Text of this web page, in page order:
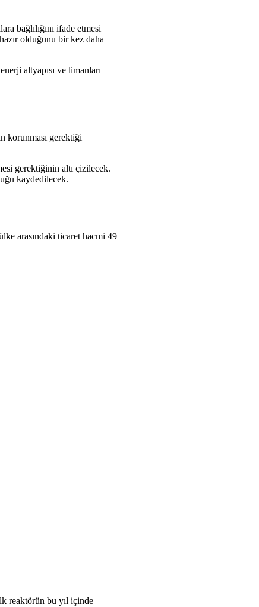
bağlılığını ifade etmesi
olduğunu bir kez daha
altyapısı ve limanları
korunması gerektiği
gerektiğinin altı çizilecek.
kaydedilecek.
arasındaki ticaret hacmi 49
reaktörün bu yıl içinde